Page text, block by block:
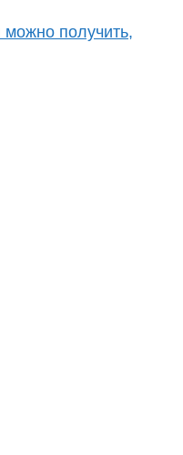
получить,